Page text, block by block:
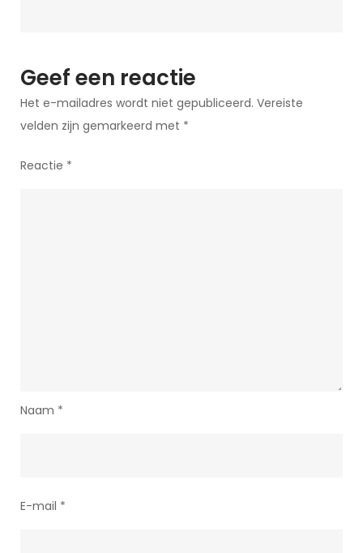
Geef een reactie
Het e-mailadres wordt niet gepubliceerd. Vereiste
velden zijn gemarkeerd met *
Reactie *
Naam *
E-mail *